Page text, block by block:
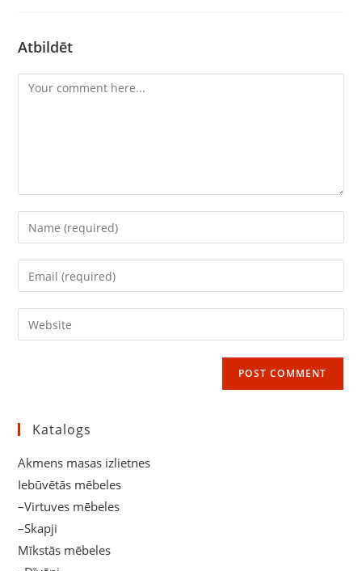
Atbildēt
Comment
Enter
your
name
comment
Enter
your
email
address
Enter
your
Katalogs
Akmens masas izlietnes
Iebūvētās mēbeles
–Virtuves mēbeles
–Skapji
Mīkstās mēbeles